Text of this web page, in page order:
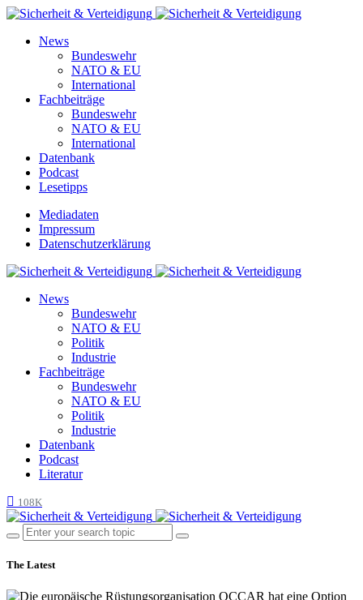
News
Bundeswehr
NATO & EU
International
Fachbeiträge
Bundeswehr
NATO & EU
International
Datenbank
Podcast
Lesetipps
Mediadaten
Impressum
Datenschutzerklärung
News
Bundeswehr
NATO & EU
Politik
Industrie
Fachbeiträge
Bundeswehr
NATO & EU
Politik
Industrie
Datenbank
Podcast
Literatur
108K
The Latest